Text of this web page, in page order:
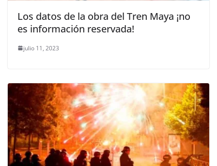
Los datos de la obra del Tren Maya ¡no
es información reservada!
julio 11, 2023